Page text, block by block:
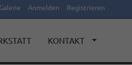
Galerie Anmelden Registrieren
KONTAKT